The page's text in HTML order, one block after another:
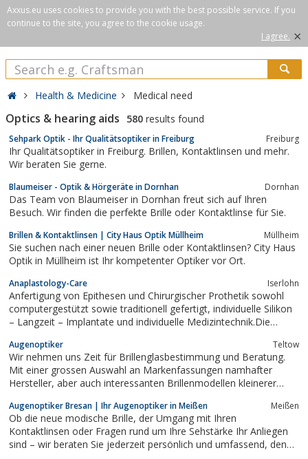
Axxus.eu uses cookies to provide you with the best possible service. If you
continue to the site, you agree to the cookie usage.
I agree. ×
Health & Medicine Medical need
Optics & hearing aids 580 results found
Sehpark Optik - Ihr Qualitätsoptiker in Freiburg Freiburg
Ihr Qualitätsoptiker in Freiburg. Brillen, Kontaktlinsen und mehr.
Wir beraten Sie gerne.
Blaumeiser - Optik & Hörgeräte in Dornhan Dornhan
Das Team von Blaumeiser in Dornhan freut sich auf Ihren
Besuch. Wir finden die perfekte Brille oder Kontaktlinse für Sie.
Brillen & Kontaktlinsen | City Haus Optik Müllheim Müllheim
Sie suchen nach einer neuen Brille oder Kontaktlinsen? City Haus
Optik in Müllheim ist Ihr kompetenter Optiker vor Ort.
Anaplastology-Care Iserlohn
Anfertigung von Epithesen und Chirurgischer Prothetik sowohl
computergestützt sowie traditionell gefertigt, individuelle Silikon
– Langzeit – Implantate und individuelle Medizintechnik.Die
das Versorgungsangebot. Einziger Hersteller weicher
Augenprothesen....
Augenoptiker Teltow
Wir nehmen uns Zeit für Brillenglasbestimmung und Beratung.
Mit einer grossen Auswahl an Markenfassungen namhafter
Hersteller, aber auch interessanten Brillenmodellen kleinerer
Contactlinsenträger sind wir kompetente Ansprechpartner für
weiche und formstabile...
Augenoptiker Bresan | Ihr Augenoptiker in Meißen Meißen
Ob die neue modische Brille, der Umgang mit Ihren
Kontaktlinsen oder Fragen rund um Ihre Sehstärke Ihr Anliegen
sind – wir beraten Sie jederzeit persönlich und umfassend, denn